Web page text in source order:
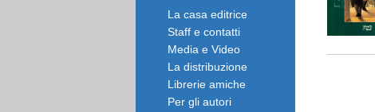
La casa editrice
Staff e contatti
Media e Video
La distribuzione
Librerie amiche
Per gli autori